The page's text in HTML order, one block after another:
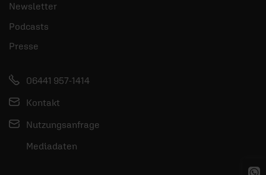
Newsletter
Podcasts
Presse
06441 957-1414
Kontakt
Nutzungsanfrage
Mediadaten